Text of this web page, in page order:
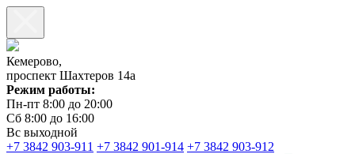
Кемерово,
проспект Шахтеров 14а
Режим работы:
Пн-пт 8:00 до 20:00
Сб 8:00 до 16:00
Вс выходной
+7 3842 903‑911 +7 3842 901‑914 +7 3842 903-912